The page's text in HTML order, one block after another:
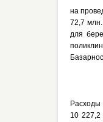
на
72,7
для
10 227,2